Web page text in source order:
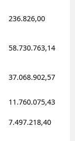
236.826,00
58.730.763,14
37.068.902,57
11.760.075,43
7.497.218,40